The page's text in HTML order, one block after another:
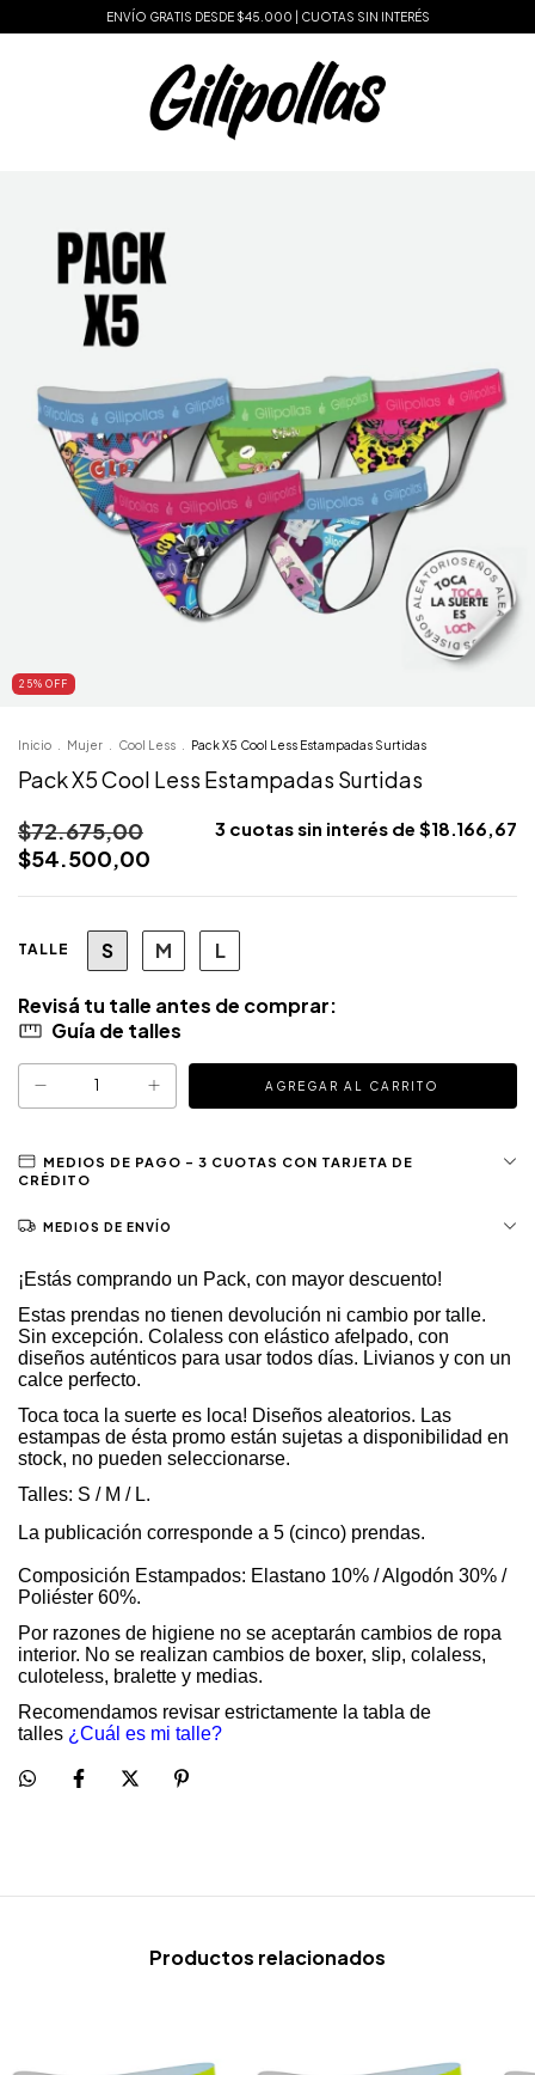
ENVÍO GRATIS DESDE $45.000 | CUOTAS SIN INTERÉS
25% OFF
Inicio Mujer Cool Less Pack X5 Cool Less Estampadas Surtidas
Pack X5 Cool Less Estampadas Surtidas
$72.675,00
$54.500,00
3 cuotas sin interés de $18.166,67
TALLE S M L
Guía de talles
MEDIOS DE ENVÍO
¡Estás comprando un Pack, con mayor descuento!
Estas prendas no tienen devolución ni cambio por talle.
Sin excepción. Colaless con elástico afelpado, con
diseños auténticos para usar todos días. Livianos y con un
calce perfecto.
Toca toca la suerte es loca! Diseños aleatorios. Las
estampas de ésta promo están sujetas a disponibilidad en
stock, no pueden seleccionarse.
Talles: S / M / L.
La publicación corresponde a 5 (cinco) prendas.
Composición Estampados: Elastano 10% / Algodón 30% /
Poliéster 60%.
Por razones de higiene no se aceptarán cambios de ropa
interior. No se realizan cambios de boxer, slip, colaless,
culoteless, bralette y medias.
Recomendamos revisar estrictamente la tabla de
talles ¿Cuál es mi talle?
Productos relacionados